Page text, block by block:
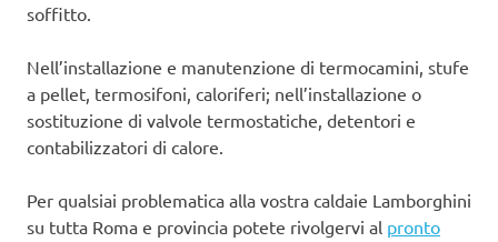
soffitto.
Nell’installazione e manutenzione di termocamini, stufe
a pellet, termosifoni, caloriferi; nell’installazione o
sostituzione di valvole termostatiche, detentori e
contabilizzatori di calore.
Per qualsiai problematica alla vostra caldaie Lamborghini
su tutta Roma e provincia potete rivolgervi al pronto